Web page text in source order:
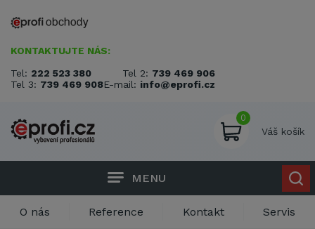
KONTAKTUJTE NÁS:
Tel: 222 523 380 Tel 2: 739 469 906
Tel 3: 739 469 908E-mail: info@eprofi.cz
0
Váš košík
MENU
O nás Reference Kontakt Servis